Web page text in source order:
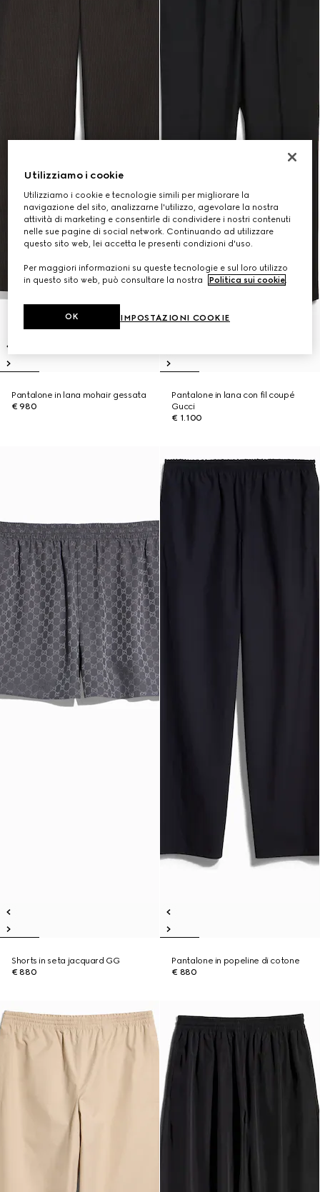
Pantalone in lana mohair gessata
€ 980
Pantalone in lana con fil coupé
Gucci
€ 1.100
Shorts in seta jacquard GG
€ 880
Pantalone in popeline di cotone
€ 880
Utilizziamo i cookie
Utilizziamo i cookie e tecnologie simili per migliorare la
navigazione del sito, analizzarne l'utilizzo, agevolare la nostra
attività di marketing e consentirle di condividere i nostri contenuti
nelle sue pagine di social network. Continuando ad utilizzare
questo sito web, lei accetta le presenti condizioni d'uso.
Per maggiori informazioni su queste tecnologie e sul loro utilizzo
in questo sito web, può consultare la nostra
Politica sui cookie.
IMPOSTAZIONI COOKIE
OK